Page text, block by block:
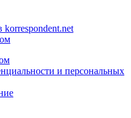
korrespondent.net
и персональных